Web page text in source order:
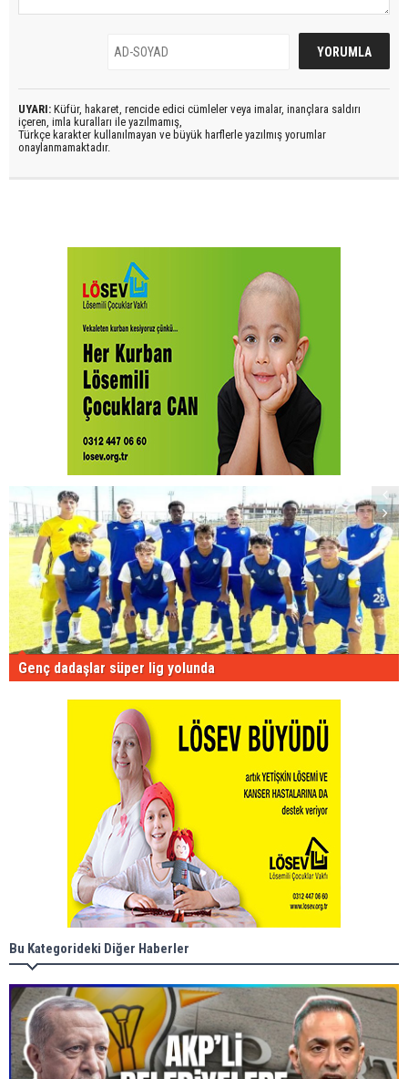
UYARI: Küfür, hakaret, rencide edici cümleler veya imalar, inançlara saldırı
içeren, imla kuralları ile yazılmamış,
Türkçe karakter kullanılmayan ve büyük harflerle yazılmış yorumlar
onaylanmamaktadır.
Genç dadaşlar süper lig yolunda
Bu Kategorideki Diğer Haberler